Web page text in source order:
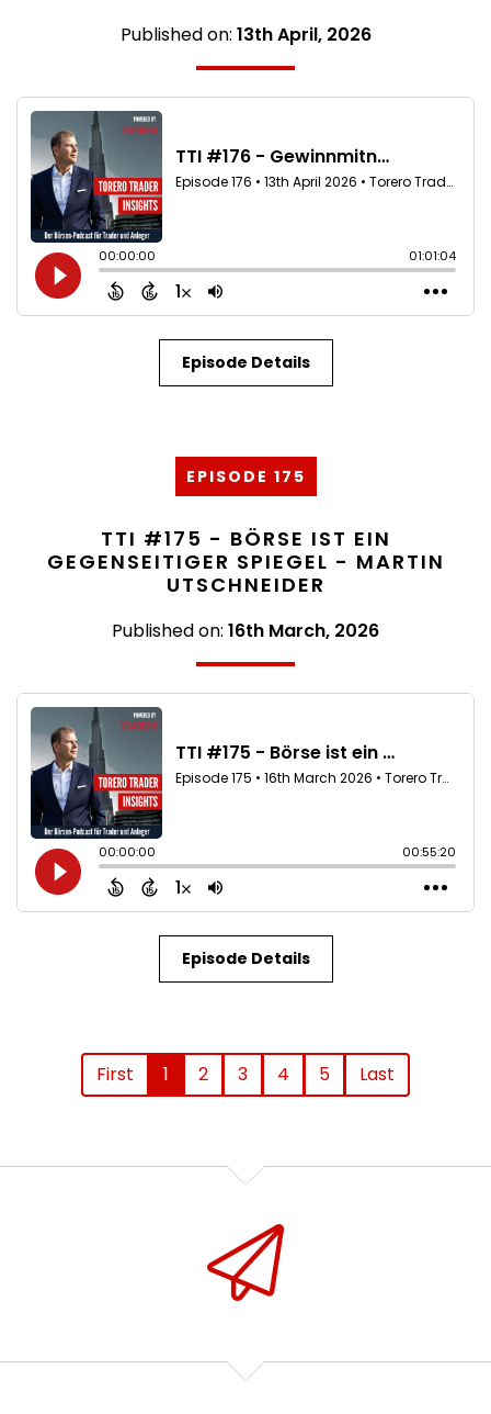
Published on: 13th April, 2026
Episode Details
EPISODE 175
TTI #175 - BÖRSE IST EIN
GEGENSEITIGER SPIEGEL - MARTIN
UTSCHNEIDER
Published on: 16th March, 2026
Episode Details
First 1 2 3 4 5 Last